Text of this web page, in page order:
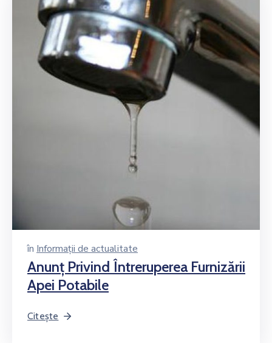
în Informații de actualitate
Anunţ Privind Întreruperea Furnizării
Apei Potabile
Citește